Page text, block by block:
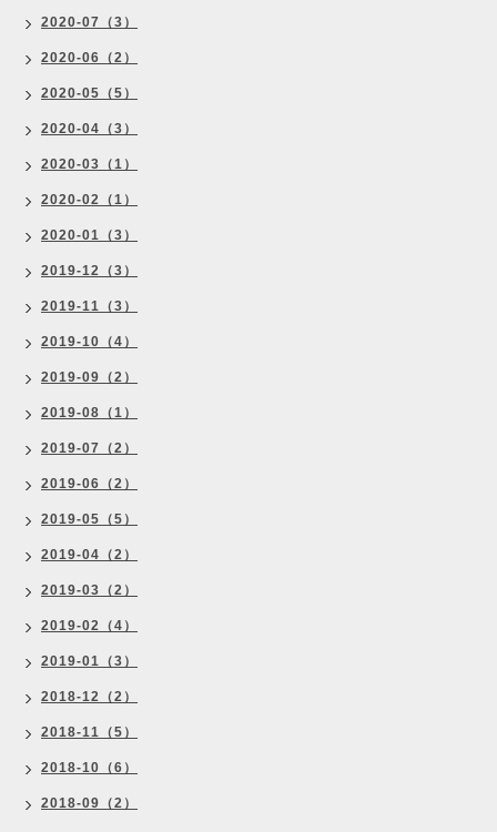
2020-07（3）
2020-06（2）
2020-05（5）
2020-04（3）
2020-03（1）
2020-02（1）
2020-01（3）
2019-12（3）
2019-11（3）
2019-10（4）
2019-09（2）
2019-08（1）
2019-07（2）
2019-06（2）
2019-05（5）
2019-04（2）
2019-03（2）
2019-02（4）
2019-01（3）
2018-12（2）
2018-11（5）
2018-10（6）
2018-09（2）